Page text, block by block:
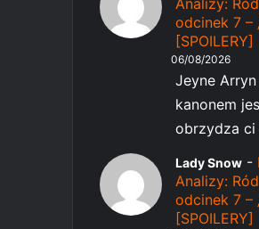
Analizy:
odcinek 7 –
[SPOILERY]
06/08/2026
Jeyne
kanonem
obrzydza ci
Lady Snow -
Analizy:
odcinek 7 –
[SPOILERY]